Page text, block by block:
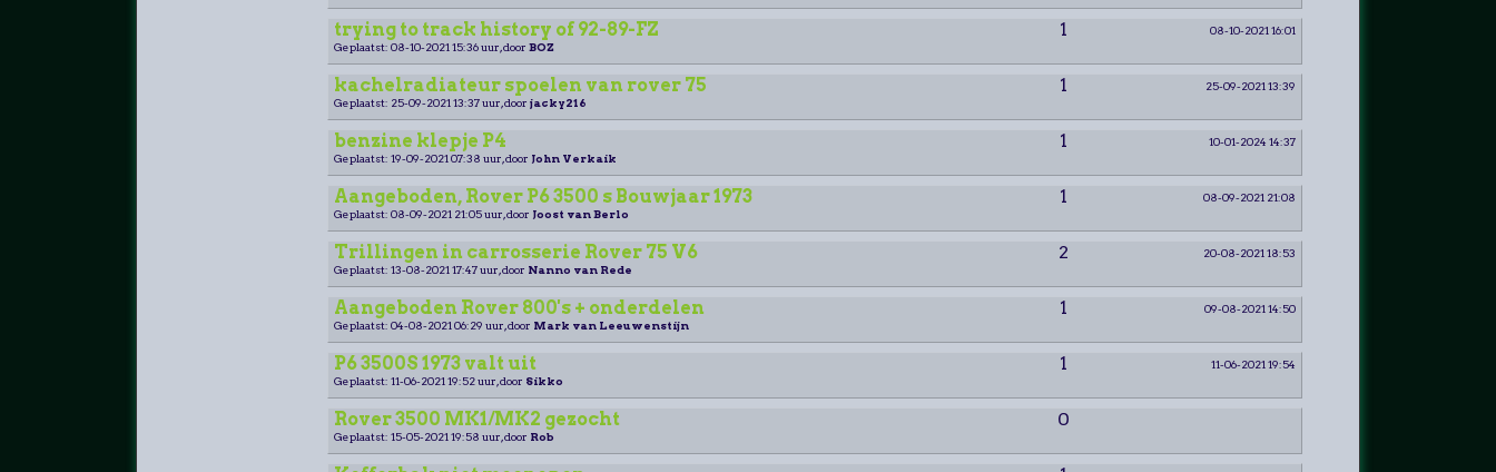
trying to track history of 92-89-FZ 1
08-10-2021 16:01
Geplaatst: 08-10-2021 15:36 uur, door BOZ
kachelradiateur spoelen van rover 75 1
25-09-2021 13:39
Geplaatst: 25-09-2021 13:37 uur, door jacky216
benzine klepje P4 1
10-01-2024 14:37
Geplaatst: 19-09-2021 07:38 uur, door John Verkaik
Aangeboden, Rover P6 3500 s Bouwjaar 1973 1
08-09-2021 21:08
Geplaatst: 08-09-2021 21:05 uur, door Joost van Berlo
Trillingen in carrosserie Rover 75 V6 2
20-08-2021 18:53
Geplaatst: 13-08-2021 17:47 uur, door Nanno van Rede
Aangeboden Rover 800's + onderdelen 1
09-08-2021 14:50
Geplaatst: 04-08-2021 06:29 uur, door Mark van Leeuwenstijn
P6 3500S 1973 valt uit 1
11-06-2021 19:54
Geplaatst: 11-06-2021 19:52 uur, door Sikko
Rover 3500 MK1/MK2 gezocht 0
Geplaatst: 15-05-2021 19:58 uur, door Rob